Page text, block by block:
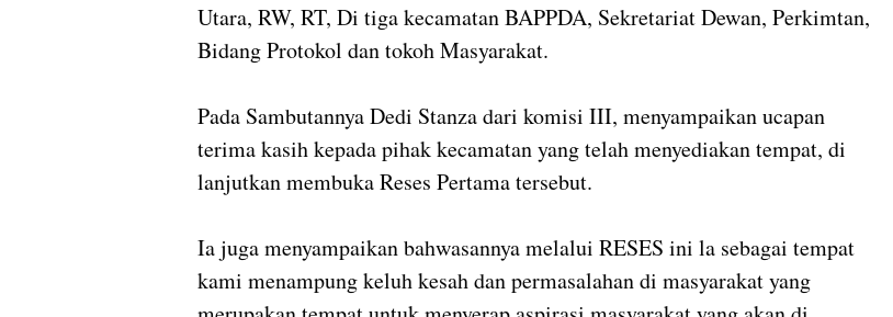
Utara, RW, RT, Di tiga kecamatan BAPPDA, Sekretariat Dewan, Perkimtan,
Bidang Protokol dan tokoh Masyarakat.
Pada Sambutannya Dedi Stanza dari komisi III, menyampaikan ucapan
terima kasih kepada pihak kecamatan yang telah menyediakan tempat, di
lanjutkan membuka Reses Pertama tersebut.
Ia juga menyampaikan bahwasannya melalui RESES ini la sebagai tempat
kami menampung keluh kesah dan permasalahan di masyarakat yang